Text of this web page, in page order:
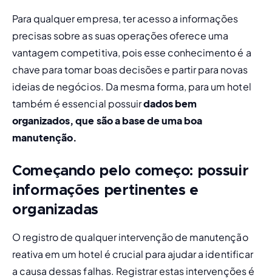
Para qualquer empresa, ter acesso a informações
precisas sobre as suas operações oferece uma
vantagem competitiva, pois esse conhecimento é a
chave para tomar boas decisões e partir para novas
ideias de negócios. Da mesma forma, para um hotel
também é essencial possuir dados bem
organizados, que são a base de uma boa
manutenção.
Começando pelo começo: possuir
informações pertinentes e
organizadas
O registro de qualquer intervenção de manutenção
reativa em um hotel é crucial para ajudar a identificar
a causa dessas falhas. Registrar estas intervenções é